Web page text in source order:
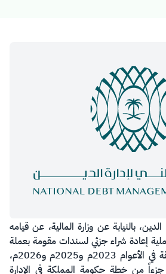
بالنيابة عن وزارة المالية، عن قيامه
إعادة شراء جزئي لسندات مقومة بعملة
الدولار الأمريكي والمستحقة في الأعوام 2023م و2025م و2026م،
من خطة حكومة المملكة في الإدارة